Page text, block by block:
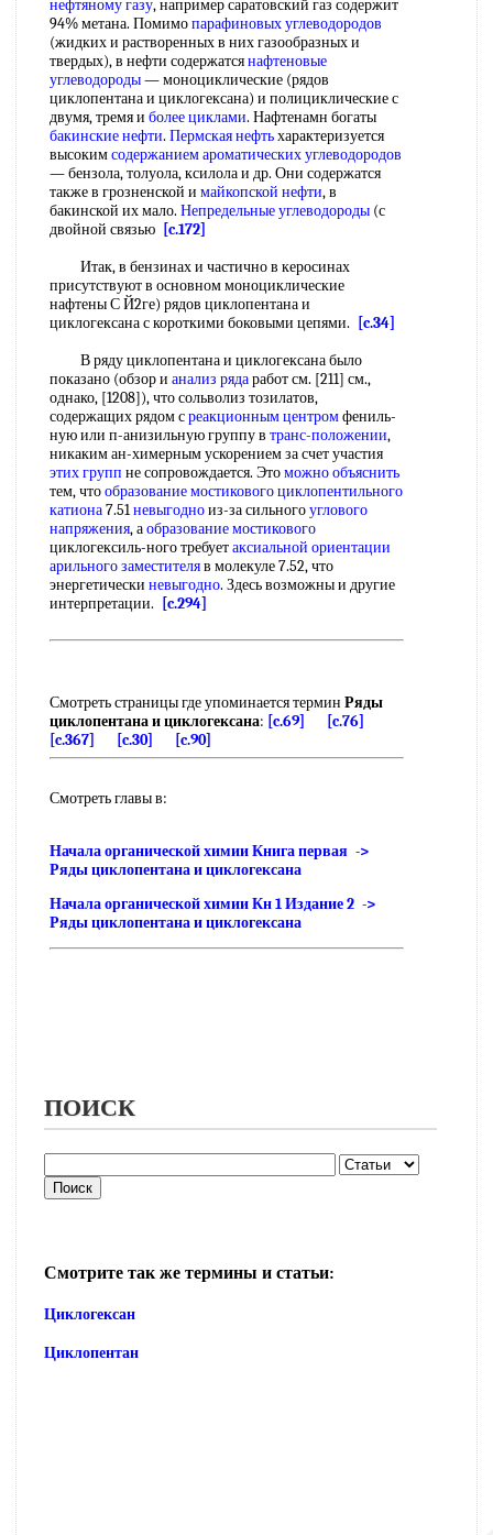
нефтяному газу, например саратовский газ содержит
94% метана. Помимопарафиновых углеводородов
(жидких и растворенных в них газообразных и
твердых), в нефти содержатсянафтеновые
углеводороды— моноциклические (рядов
циклопентана и циклогексана) и полициклические с
двумя, тремя и более циклами. Нафтенамн богаты
бакинские нефти. Пермская нефтьхарактеризуется
высокимсодержанием ароматических углеводородов
— бензола, толуола, ксилола и др. Они содержатся
также в грозненской и майкопской нефти, в
бакинской их мало. Непредельные углеводороды (с
двойной связью [c.172]
Итак, в бензинах и частично в керосинах
присутствуют в основном моноциклические
нафтены С Й2ге) рядов циклопентана и
циклогексана с короткими боковыми цепями.
[c.34]
В ряду циклопентана и циклогексана было
показано (обзор и анализ рядаработ см. [211] см.,
однако, [1208]), что сольволиз тозилатов,
содержащих рядом среакционным центромфениль-
ную или п-анизильную группу в транс-положении,
никаким ан-химерным ускорением за счет участия
этих групп не сопровождается. Этоможно объяснить
тем, чтообразование мостиковогоциклопентильного
катиона7.51невыгодноиз-за сильногоуглового
напряжения, аобразование мостикового
циклогексиль-ного требуетаксиальной ориентации
арильного заместителяв молекуле 7.52, что
энергетически невыгодно. Здесь возможны и другие
интерпретации.
[c.294]
Смотреть страницы где упоминается термин Ряды
циклопентана и циклогексана: [c.69]
[c.76]
[c.367]
[c.30] [c.90]
Смотреть главы в:
Начала органической химии Книга первая ->
Ряды циклопентана и циклогексана
Начала органической химии Кн 1 Издание 2 ->
Ряды циклопентана и циклогексана
ПОИСК
Смотрите так же термины и статьи:
Циклогексан
Циклопентан